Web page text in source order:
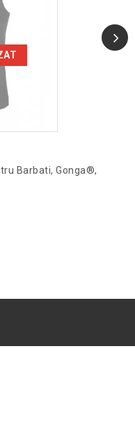
Barbati, Gonga®,